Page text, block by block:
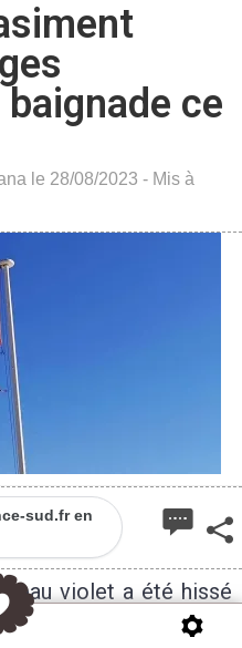
ce
le 28/08/2023 - Mis à
sud.fr en
violet a été hissé
plages de Marseille.
en attente d'un